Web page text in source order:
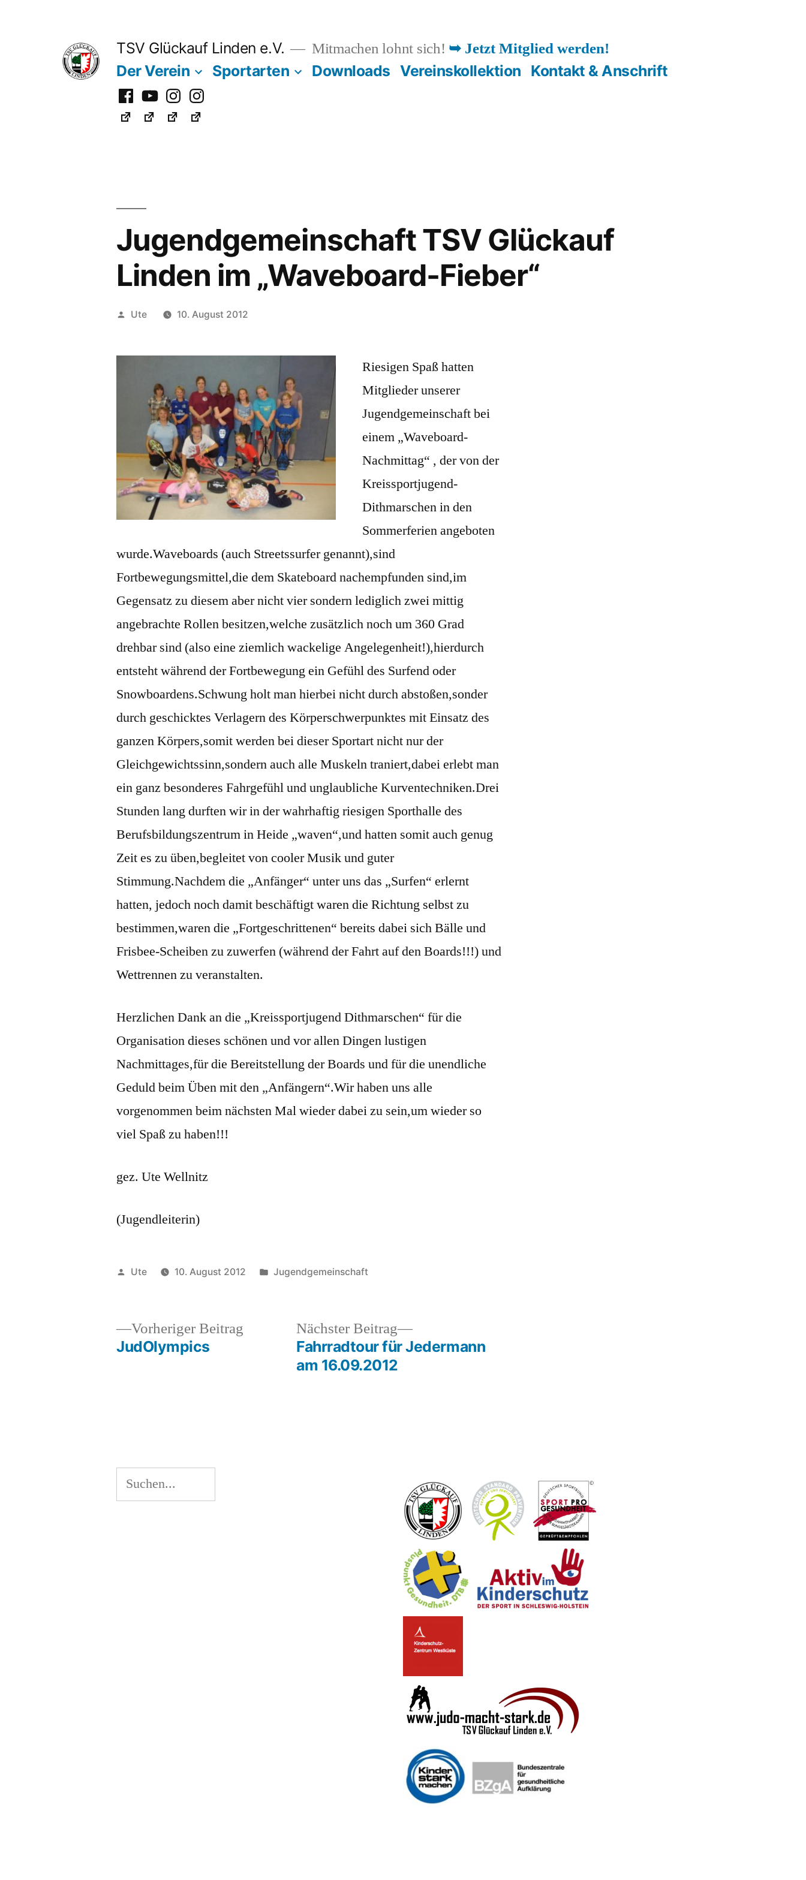
TSV Glückauf Linden e.V. Mitmachen lohnt sich! ➥ Jetzt Mitglied werden!
Der Verein Sportarten Downloads Vereinskollektion Kontakt & Anschrift
Facebook
YoutubeInstagramInstagram
Fußball
Jugendgemeinschaft TSV Glückauf
Linden im „Waveboard-Fieber“
Veröffentlicht
Ute 10. August 2012
Riesigen Spaß hatten
Mitglieder unserer
Jugendgemeinschaft bei
einem „Waveboard-
Nachmittag“ , der von der
Kreissportjugend-
Dithmarschen in den
Sommerferien angeboten
wurde.Waveboards (auch Streetssurfer genannt),sind
Fortbewegungsmittel,die dem Skateboard nachempfunden sind,im
Gegensatz zu diesem aber nicht vier sondern lediglich zwei mittig
angebrachte Rollen besitzen,welche zusätzlich noch um 360 Grad
drehbar sind (also eine ziemlich wackelige Angelegenheit!),hierdurch
entsteht während der Fortbewegung ein Gefühl des Surfend oder
Snowboardens.Schwung holt man hierbei nicht durch abstoßen,sonder
durch geschicktes Verlagern des Körperschwerpunktes mit Einsatz des
ganzen Körpers,somit werden bei dieser Sportart nicht nur der
Gleichgewichtssinn,sondern auch alle Muskeln traniert,dabei erlebt man
ein ganz besonderes Fahrgefühl und unglaubliche Kurventechniken.Drei
Stunden lang durften wir in der wahrhaftig riesigen Sporthalle des
Berufsbildungszentrum in Heide „waven“,und hatten somit auch genug
Zeit es zu üben,begleitet von cooler Musik und guter
Stimmung.Nachdem die „Anfänger“ unter uns das „Surfen“ erlernt
hatten, jedoch noch damit beschäftigt waren die Richtung selbst zu
bestimmen,waren die „Fortgeschrittenen“ bereits dabei sich Bälle und
Frisbee-Scheiben zu zuwerfen (während der Fahrt auf den Boards!!!) und
Wettrennen zu veranstalten.
Herzlichen Dank an die „Kreissportjugend Dithmarschen“ für die
Organisation dieses schönen und vor allen Dingen lustigen
Nachmittages,für die Bereitstellung der Boards und für die unendliche
Geduld beim Üben mit den „Anfängern“.Wir haben uns alle
vorgenommen beim nächsten Mal wieder dabei zu sein,um wieder so
viel Spaß zu haben!!!
gez. Ute Wellnitz
(Jugendleiterin)
Veröffentlicht
Ute 10. August 2012
Veröffentlicht
Jugendgemeinschaft
Beitragsnavigation
Vorheriger Beitrag Vorheriger
JudOlympics
Nächster Beitrag
Nächster
Beitrag:
Fahrradtour für Jedermann
am 16.09.2012
Suchen